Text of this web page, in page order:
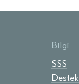
Bilgi
SSS
Destek